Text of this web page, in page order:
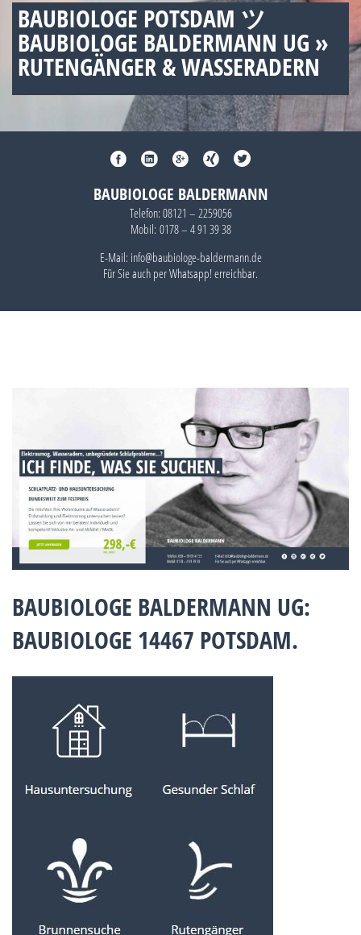
BAUBIOLOGE POTSDAM ツ
BAUBIOLOGE BALDERMANN UG »
RUTENGÄNGER & WASSERADERN
BAUBIOLOGE BALDERMANN
Telefon: 08121 – 2259056
Mobil: 0178 – 4 91 39 38
E-Mail: info@baubiologe-baldermann.de
Für Sie auch perWhatsapp!erreichbar.
BAUBIOLOGE BALDERMANN UG:
BAUBIOLOGE 14467 POTSDAM.